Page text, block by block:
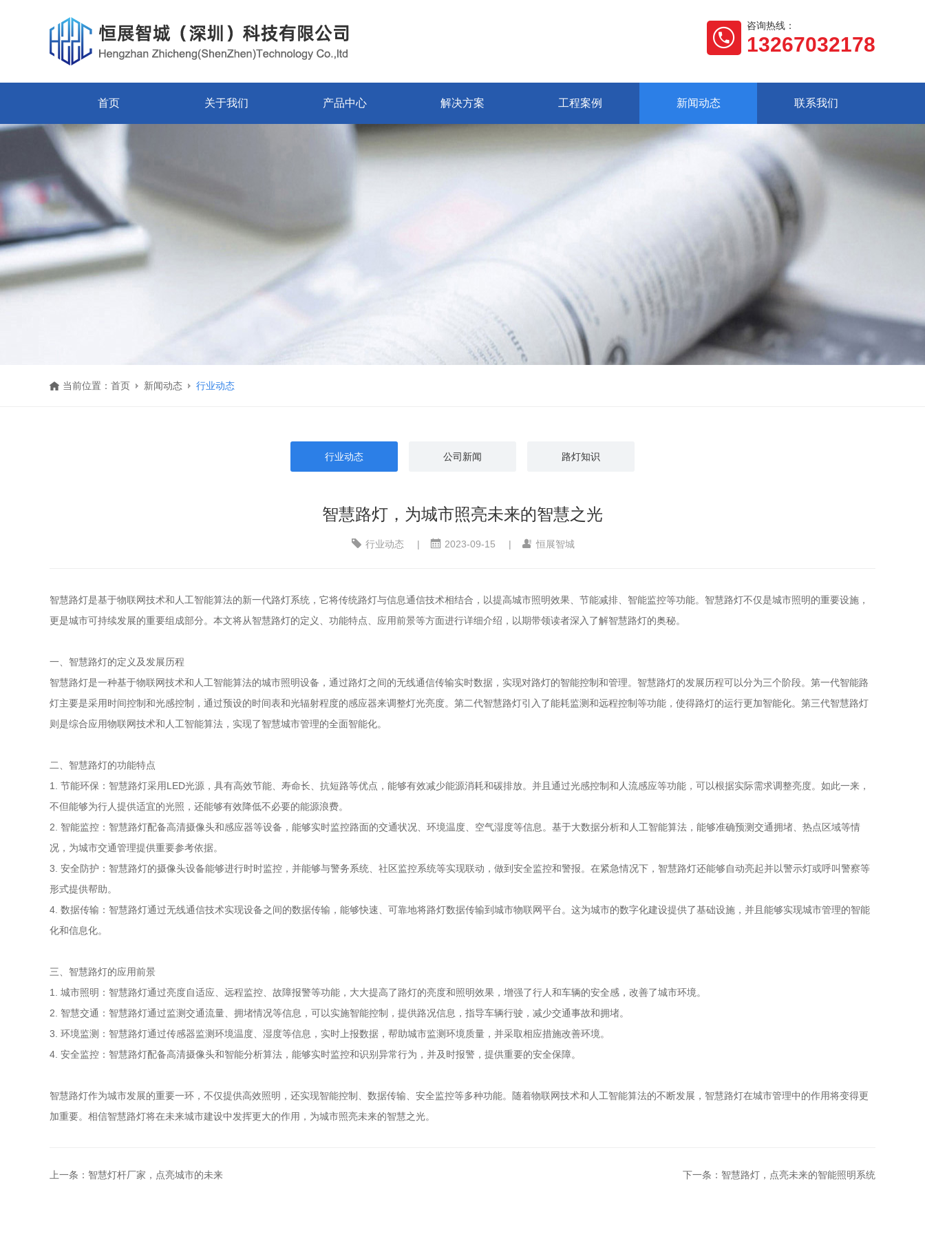
咨询热线：
13267032178
首页 关于我们 产品中心 解决方案 工程案例 新闻动态 联系我们
当前位置： 首页 新闻动态 行业动态
行业动态 公司新闻 路灯知识
智慧路灯，为城市照亮未来的智慧之光
行业动态 | 2023-09-15 | 恒展智城
智慧路灯是基于物联网技术和人工智能算法的新一代路灯系统，它将传统路灯与信息通信技术相结合，以提高城市照明效果、节能减排、智能监控等功能。智慧路灯不仅是城市照明的重要设施，
更是城市可持续发展的重要组成部分。本文将从智慧路灯的定义、功能特点、应用前景等方面进行详细介绍，以期带领读者深入了解智慧路灯的奥秘。
一、智慧路灯的定义及发展历程
智慧路灯是一种基于物联网技术和人工智能算法的城市照明设备，通过路灯之间的无线通信传输实时数据，实现对路灯的智能控制和管理。智慧路灯的发展历程可以分为三个阶段。第一代智能路
灯主要是采用时间控制和光感控制，通过预设的时间表和光辐射程度的感应器来调整灯光亮度。第二代智慧路灯引入了能耗监测和远程控制等功能，使得路灯的运行更加智能化。第三代智慧路灯
则是综合应用物联网技术和人工智能算法，实现了智慧城市管理的全面智能化。
二、智慧路灯的功能特点
1. 节能环保：智慧路灯采用LED光源，具有高效节能、寿命长、抗短路等优点，能够有效减少能源消耗和碳排放。并且通过光感控制和人流感应等功能，可以根据实际需求调整亮度。如此一来，
不但能够为行人提供适宜的光照，还能够有效降低不必要的能源浪费。
2. 智能监控：智慧路灯配备高清摄像头和感应器等设备，能够实时监控路面的交通状况、环境温度、空气湿度等信息。基于大数据分析和人工智能算法，能够准确预测交通拥堵、热点区域等情
况，为城市交通管理提供重要参考依据。
3. 安全防护：智慧路灯的摄像头设备能够进行时时监控，并能够与警务系统、社区监控系统等实现联动，做到安全监控和警报。在紧急情况下，智慧路灯还能够自动亮起并以警示灯或呼叫警察等
形式提供帮助。
4. 数据传输：智慧路灯通过无线通信技术实现设备之间的数据传输，能够快速、可靠地将路灯数据传输到城市物联网平台。这为城市的数字化建设提供了基础设施，并且能够实现城市管理的智能
化和信息化。
三、智慧路灯的应用前景
1. 城市照明：智慧路灯通过亮度自适应、远程监控、故障报警等功能，大大提高了路灯的亮度和照明效果，增强了行人和车辆的安全感，改善了城市环境。
2. 智慧交通：智慧路灯通过监测交通流量、拥堵情况等信息，可以实施智能控制，提供路况信息，指导车辆行驶，减少交通事故和拥堵。
3. 环境监测：智慧路灯通过传感器监测环境温度、湿度等信息，实时上报数据，帮助城市监测环境质量，并采取相应措施改善环境。
4. 安全监控：智慧路灯配备高清摄像头和智能分析算法，能够实时监控和识别异常行为，并及时报警，提供重要的安全保障。
智慧路灯作为城市发展的重要一环，不仅提供高效照明，还实现智能控制、数据传输、安全监控等多种功能。随着物联网技术和人工智能算法的不断发展，智慧路灯在城市管理中的作用将变得更
加重要。相信智慧路灯将在未来城市建设中发挥更大的作用，为城市照亮未来的智慧之光。
上一条：智慧灯杆厂家，点亮城市的未来 下一条：智慧路灯，点亮未来的智能照明系统